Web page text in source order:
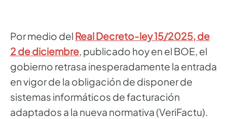
Por medio del Real Decreto-ley 15/2025, de
2 de diciembre, publicado hoy en el BOE, el
gobierno retrasa inesperadamente la entrada
en vigor de la obligación de disponer de
sistemas informáticos de facturación
adaptados a la nueva normativa (VeriFactu).